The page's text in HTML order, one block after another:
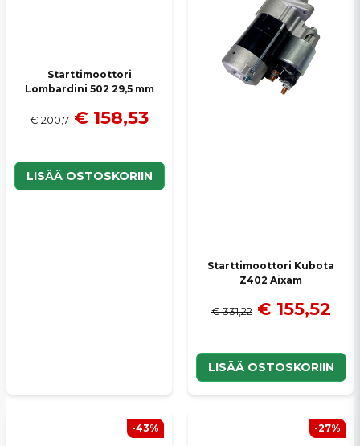
Starttimoottori
Lombardini 502 29,5 mm
€ 200,7 € 158,53
LISÄÄ OSTOSKORIIN
Starttimoottori Kubota
Z402 Aixam
€ 331,22 € 155,52
LISÄÄ OSTOSKORIIN
-43% -27%